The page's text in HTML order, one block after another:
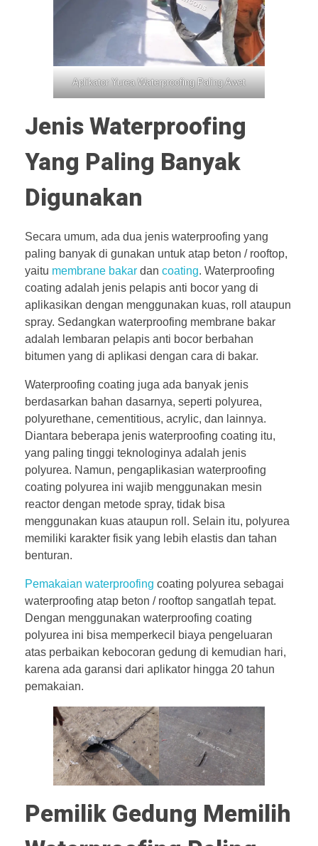
Aplikator Yurea Waterproofing Paling Awet
Jenis Waterproofing
Yang Paling Banyak
Digunakan
Secara umum, ada dua jenis waterproofing yang
paling banyak di gunakan untuk atap beton / rooftop,
yaitu membrane bakar dan coating. Waterproofing
coating adalah jenis pelapis anti bocor yang di
aplikasikan dengan menggunakan kuas, roll ataupun
spray. Sedangkan waterproofing membrane bakar
adalah lembaran pelapis anti bocor berbahan
bitumen yang di aplikasi dengan cara di bakar.
Waterproofing coating juga ada banyak jenis
berdasarkan bahan dasarnya, seperti polyurea,
polyurethane, cementitious, acrylic, dan lainnya.
Diantara beberapa jenis waterproofing coating itu,
yang paling tinggi teknologinya adalah jenis
polyurea. Namun, pengaplikasian waterproofing
coating polyurea ini wajib menggunakan mesin
reactor dengan metode spray, tidak bisa
menggunakan kuas ataupun roll. Selain itu, polyurea
memiliki karakter fisik yang lebih elastis dan tahan
benturan.
Pemakaian waterproofing coating polyurea sebagai
waterproofing atap beton / rooftop sangatlah tepat.
Dengan menggunakan waterproofing coating
polyurea ini bisa memperkecil biaya pengeluaran
atas perbaikan kebocoran gedung di kemudian hari,
karena ada garansi dari aplikator hingga 20 tahun
pemakaian.
Pemilik Gedung Memilih